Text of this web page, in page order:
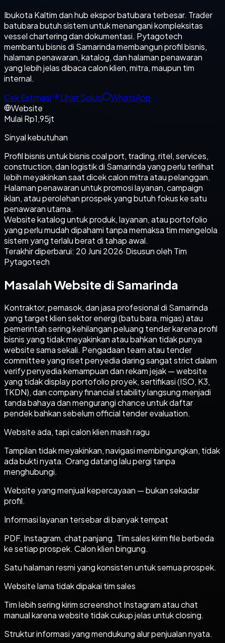
Ibukota Kaltim dan hub ekspor batubara terbesar. Trader
batubara butuh sistem untuk menangani kompleksitas
vessel chartering dan dokumentasi. Pytagotech
membantu bisnis di Samarinda membangun profil bisnis,
halaman penawaran, katalog, dan halaman penawaran
yang lebih jelas dibaca calon klien, mitra, maupun tim
internal.
Cek Estimasi
Lihat Solusi
WhatsApp
Website
Mulai Rp1,95jt
Sinyal kebutuhan
Profil bisnis untuk bisnis coal port, trading, ritel, services,
construction, dan logistik di Samarinda yang perlu terlihat
lebih meyakinkan saat dicek calon mitra atau pelanggan.
Halaman penawaran untuk promosi layanan, campaign
iklan, atau perolehan prospek yang butuh fokus ke satu
penawaran utama.
Website katalog untuk produk, layanan, atau portofolio
yang perlu mudah dipahami tanpa memaksa tim mengelola
sistem yang terlalu berat di tahap awal.
Terakhir diperbarui: 20 Juni 2026·Disusun oleh Tim
Pytagotech
Masalah Website di Samarinda
Kontraktor, pemasok, dan jasa profesional di Samarinda
yang target klien sektor energi (batu bara, migas) atau
pemerintah sering kehilangan peluang tender karena profil
bisnis yang tidak meyakinkan atau bahkan tidak punya
website sama sekali. Pengadaan team atau tender
committee yang riset penyedia daring sangat strict dalam
verify penyedia kemampuan dan rekam jejak — website
yang tidak display portofolio proyek, sertifikasi (ISO, K3,
TKDN), dan company financial stability langsung menjadi
tanda bahaya dan mengurangi chance untuk daftar
pendek bahkan sebelum official tender evaluation.
Website ada, tapi calon klien masih ragu
Tampilan tidak meyakinkan, navigasi membingungkan, tidak
ada bukti nyata. Orang datang lalu pergi tanpa
menghubungi.
Website yang menjual kepercayaan — bukan sekadar
profil.
Informasi layanan tersebar di banyak tempat
PDF, Instagram, chat panjang. Tim sales kirim file berbeda
ke setiap prospek. Calon klien bingung.
Satu halaman resmi yang konsisten untuk semua prospek.
Website lama tidak dipakai tim sales
Tim lebih sering kirim screenshot Instagram atau chat
manual karena website tidak cukup jelas untuk closing.
Struktur informasi yang mendukung alur penjualan nyata.